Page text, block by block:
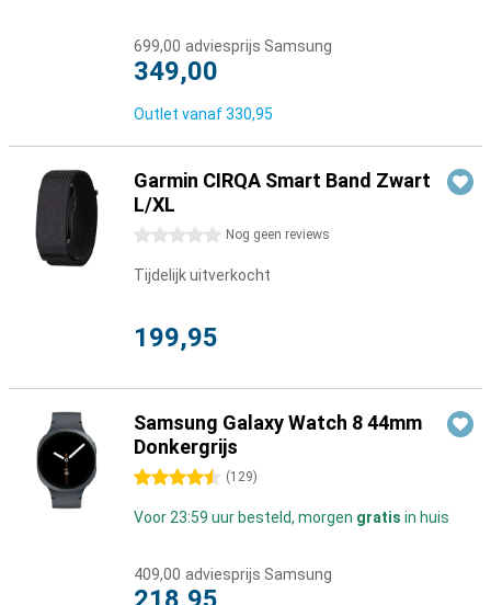
699,00 adviesprijs Samsung
349,00
Outlet vanaf330,95
Garmin CIRQA Smart Band Zwart
L/XL
0 sterren Nog geen reviews
Tijdelijk uitverkocht
199,95
Samsung Galaxy Watch 8 44mm
Donkergrijs
4.5 sterren (129)
Voor 23:59 uur besteld, morgen gratis in huis
409,00 adviesprijs Samsung